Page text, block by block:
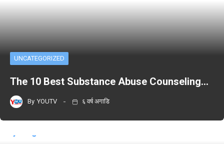
UNCATEGORIZED
The 10 Best Substance Abuse Counseling…
By YOUTV ६ वर्ष अगाडि